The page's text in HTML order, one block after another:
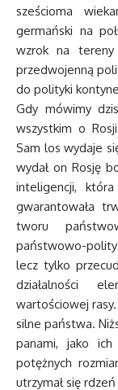
sześcioma
germański na
wzrok na tereny
przedwojenną
do polityki
Gdy mówimy
wszystkim o
Sam los wydaje
wydał on Rosję
inteligencji,
gwarantowała
tworu
państwowo-
lecz tylko
działalności
wartościowej
silne państwa.
panami, jako ich
potężnych
utrzymał się